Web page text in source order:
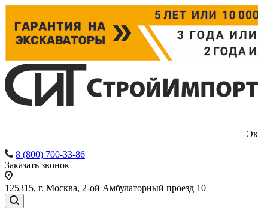
8 (800) 700-33-86
Заказать звонок
125315, г. Москва, 2-ой Амбулаторный проезд 10